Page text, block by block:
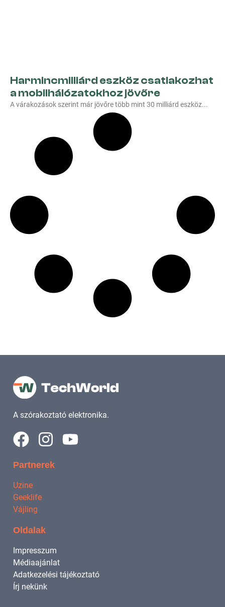
Harmincmilliárd eszköz csatlakozhat
a mobilhálózatokhoz jövőre
A várakozások szerint már jövőre több mint 30 milliárd eszköz
A szórakoztató elektronika.
Partnerek
Uzine
Geeklife
Vájling
Oldalak
Impresszum
Médiaajánlat
Adatkezelési tájékoztató
Írj nekünk